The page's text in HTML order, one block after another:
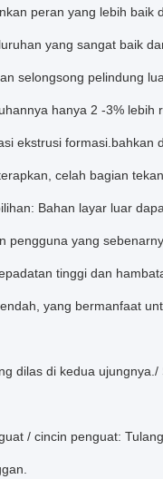
peran yang lebih baik
yang sangat baik
selongsong pelindung
hanya 2 -3%
ekstrusi formasi.bahkan
celah bagian
Bahan layar luar
pengguna yang
tinggi dan
yang bermanfaat
dilas di kedua
/ cincin penguat: